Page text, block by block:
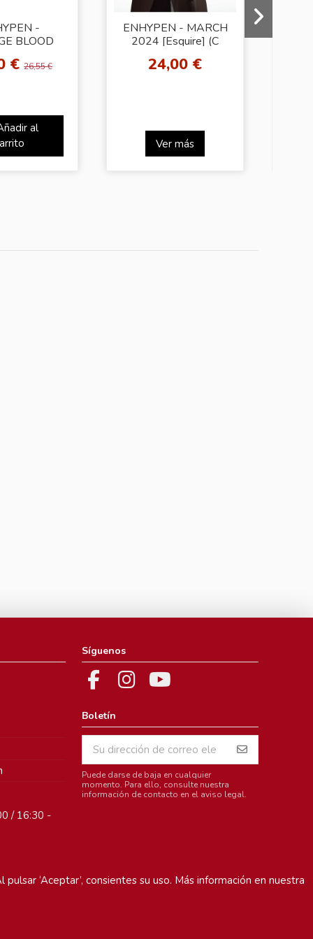
-
BLOOD
€26,55 €
al
ENHYPEN - MARCH
2024 [Esquire] (C
24,00 €
Ver más
/ 16:30 -
Síguenos
Boletín
Puede darse de baja en cualquier
momento. Para ello, consulte nuestra
información de contacto en el aviso legal.
‘Aceptar’, consientes su uso. Más información en nuestra